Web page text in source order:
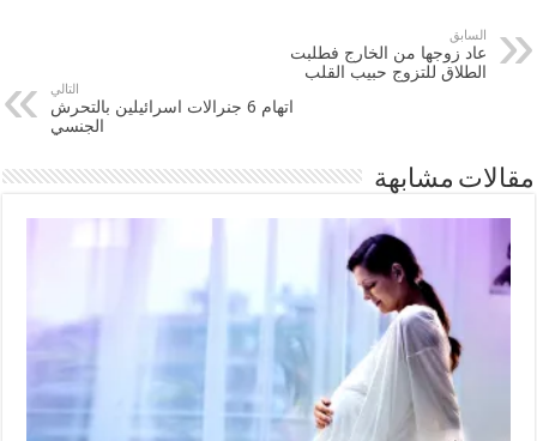
السابق
عاد زوجها من الخارج فطلبت
الطلاق للتزوج حبيب القلب
التالي
اتهام 6 جنرالات اسرائيلين بالتحرش
الجنسي
مقالات مشابهة